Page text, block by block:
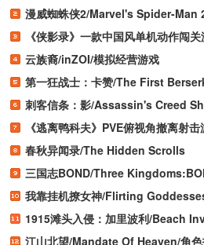
漫威蜘蛛侠2/Marvel's Spider-Man
《侠影录》一款中国风单机动作闯
云族裔/inZOI/模拟经营游戏
第一狂战士：卡赞/The First
刺客信条：影/Assassin's Creed
《逃离鸭科夫》PVE俯视角撤离射
春秋异闻录/The Hidden Scrolls
三国志BOND/Three
我靠挂机撩女神/Flirting
1915滩头入侵：加里波利/Beach
江山北望/Mandate Of Heaven/角